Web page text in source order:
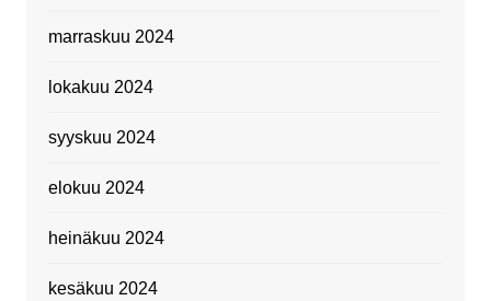
marraskuu 2024
lokakuu 2024
syyskuu 2024
elokuu 2024
heinäkuu 2024
kesäkuu 2024